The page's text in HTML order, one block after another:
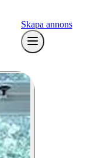
Skapa annons